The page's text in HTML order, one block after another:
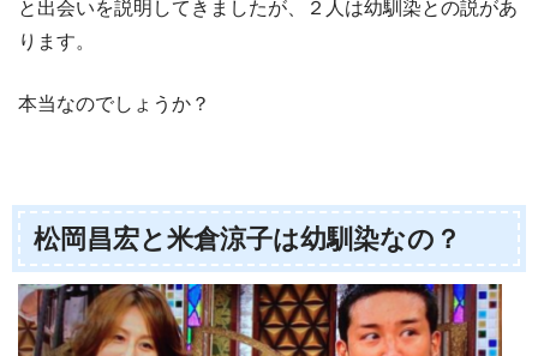
と出会いを説明してきましたが、２人は幼馴染との説があ
ります。
本当なのでしょうか？
松岡昌宏と米倉涼子は幼馴染なの？